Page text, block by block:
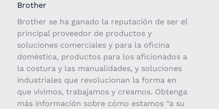
Brother
Brother se ha ganado la reputación de ser el
principal proveedor de productos y
soluciones comerciales y para la oficina
doméstica, productos para los aficionados a
la costura y las manualidades, y soluciones
industriales que revolucionan la forma en
que vivimos, trabajamos y creamos. Obtenga
más información sobre cómo estamos "a su